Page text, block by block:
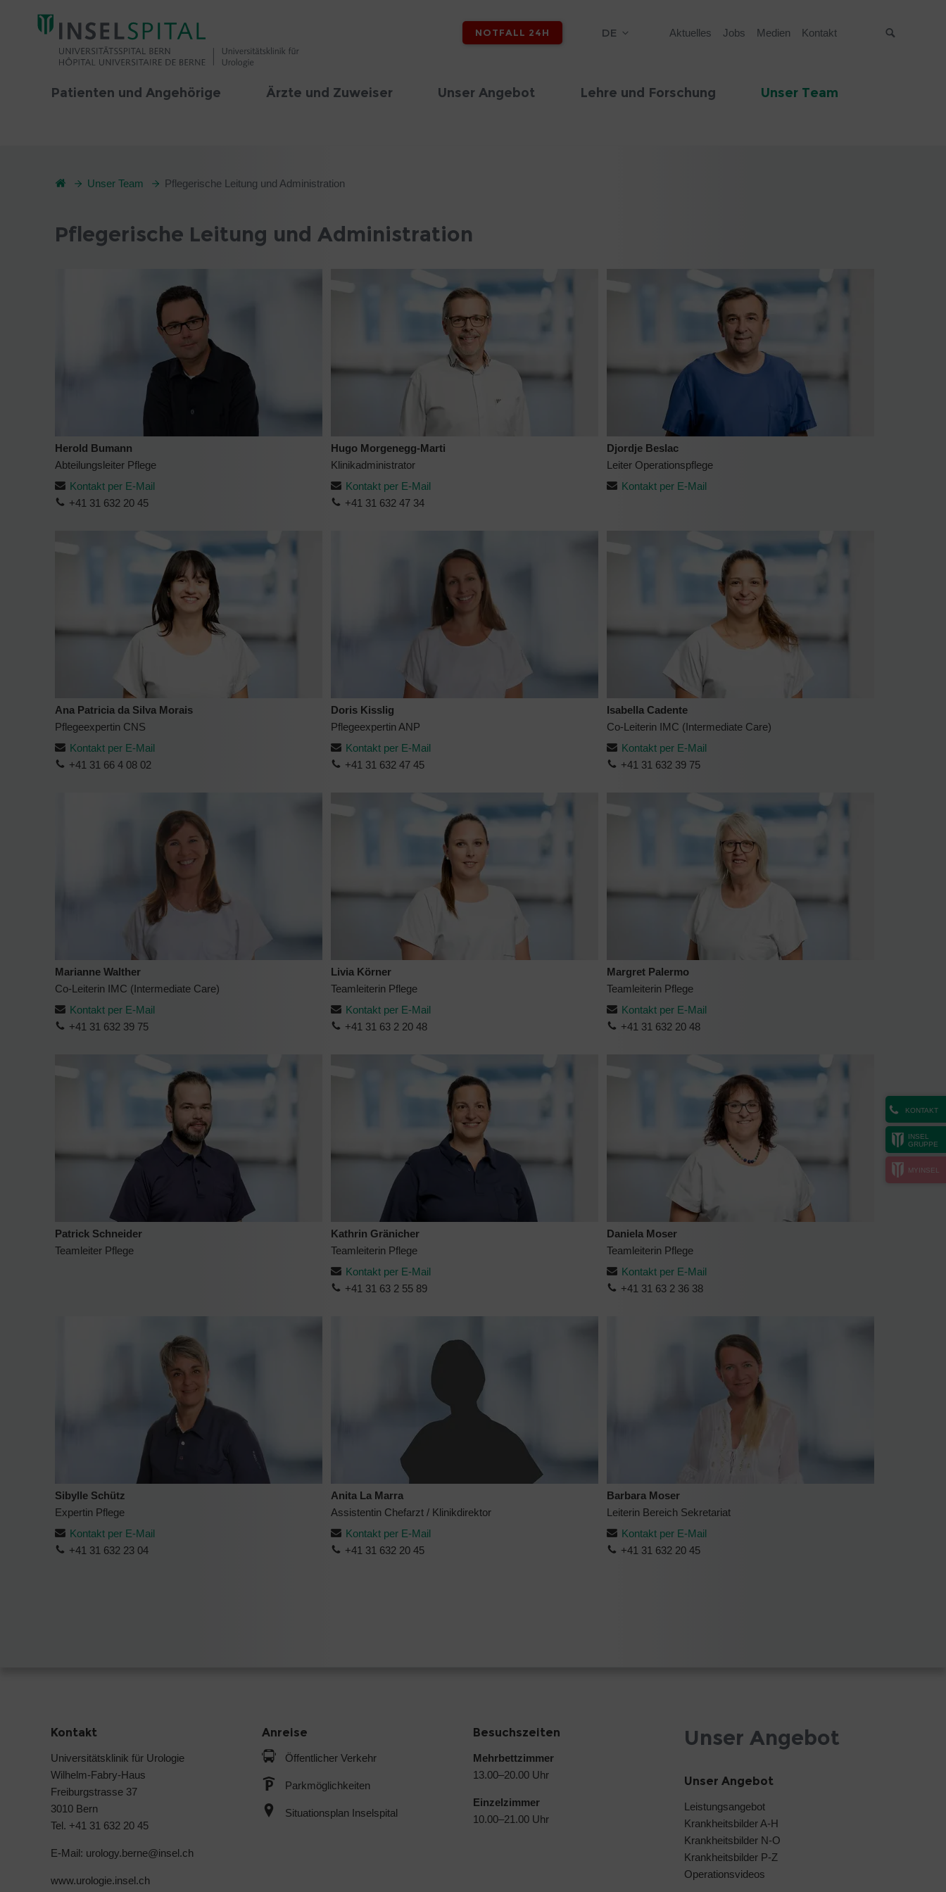
NOTFALL 24H DE Aktuelles Jobs Medien Kontakt
Patienten und Angehörige Ärzte und Zuweiser Unser Angebot Lehre und Forschung Unser Team
KONTAKT
INSEL
GRUPPE
MYINSEL
Unser Team Pflegerische Leitung und Administration
Pflegerische Leitung und Administration
Herold Bumann
Abteilungsleiter Pflege
Kontakt per E-Mail
+41 31 632 20 45
Hugo Morgenegg-Marti
Klinikadministrator
Kontakt per E-Mail
+41 31 632 47 34
Djordje Beslac
Leiter Operationspflege
Kontakt per E-Mail
Ana Patricia da Silva Morais
Pflegeexpertin CNS
Kontakt per E-Mail
+41 31 66 4 08 02
Doris Kisslig
Pflegeexpertin ANP
Kontakt per E-Mail
+41 31 632 47 45
Isabella Cadente
Co-Leiterin IMC (Intermediate Care)
Kontakt per E-Mail
+41 31 632 39 75
Marianne Walther
Co-Leiterin IMC (Intermediate Care)
Kontakt per E-Mail
+41 31 632 39 75
Livia Körner
Teamleiterin Pflege
Kontakt per E-Mail
+41 31 63 2 20 48
Margret Palermo
Teamleiterin Pflege
Kontakt per E-Mail
+41 31 632 20 48
Patrick Schneider
Teamleiter Pflege
Kathrin Gränicher
Teamleiterin Pflege
Kontakt per E-Mail
+41 31 63 2 55 89
Daniela Moser
Teamleiterin Pflege
Kontakt per E-Mail
+41 31 63 2 36 38
Sibylle Schütz
Expertin Pflege
Kontakt per E-Mail
+41 31 632 23 04
Anita La Marra
Assistentin Chefarzt / Klinikdirektor
Kontakt per E-Mail
+41 31 632 20 45
Barbara Moser
Leiterin Bereich Sekretariat
Kontakt per E-Mail
+41 31 632 20 45
Kontakt
Universitätsklinik für Urologie
Wilhelm-Fabry-Haus
Freiburgstrasse 37
3010 Bern
Tel. +41 31 632 20 45
E-Mail: urology.berne@insel.ch
www.urologie.insel.ch
Anreise
Öffentlicher Verkehr
Parkmöglichkeiten
Situationsplan Inselspital
Besuchszeiten
Mehrbettzimmer
13.00–20.00 Uhr
Einzelzimmer
10.00–21.00 Uhr
Unser Angebot
Unser Angebot
Leistungsangebot
Krankheitsbilder A-H
Krankheitsbilder N-O
Krankheitsbilder P-Z
Operationsvideos